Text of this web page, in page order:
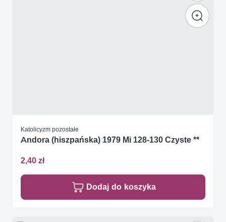
Katolicyzm pozostałe
Andora (hiszpańska) 1979 Mi 128-130 Czyste **
2,40 zł
Dodaj do koszyka